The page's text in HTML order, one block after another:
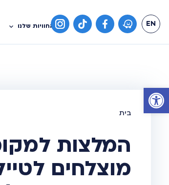
פתח סרגל נגישות
EN החוויות שלנו
המלצות
מוצלחים